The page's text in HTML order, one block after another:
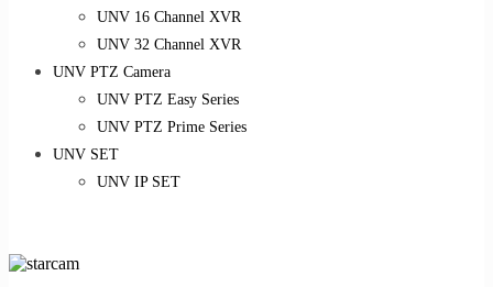
UNV 16 Channel XVR
UNV 32 Channel XVR
UNV PTZ Camera
UNV PTZ Easy Series
UNV PTZ Prime Series
UNV SET
UNV IP SET